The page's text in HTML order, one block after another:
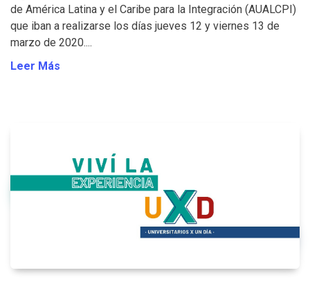
de América Latina y el Caribe para la Integración (AUALCPI)
que iban a realizarse los días jueves 12 y viernes 13 de
marzo de 2020....
Leer Más